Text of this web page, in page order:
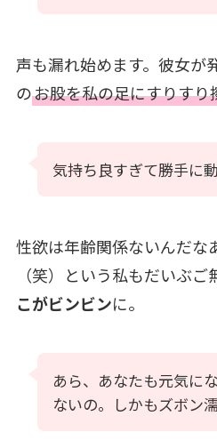
声も漏れ始めます。彼女が
のお股を私の足にすりすり
気持ち良すぎて勝手に
性欲は年齢関係ないんだな
（笑）という私もだいぶ
こがビンビンに。
あら、あなたも元気に
ないの。しかもズボン